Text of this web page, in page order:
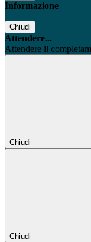
Informazione
Chiudi
Attendere...
Attendere il
Chiudi
Chiudi